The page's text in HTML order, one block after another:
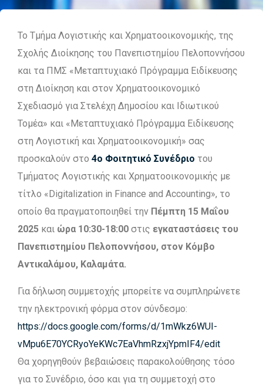
Το Τμήμα Λογιστικής και Χρηματοοικονομικής, της
Σχολής Διοίκησης του Πανεπιστημίου Πελοποννήσου
και τα ΠΜΣ «Μεταπτυχιακό Πρόγραμμα Ειδίκευσης
στη Διοίκηση και στον Χρηματοοικονομικό
Σχεδιασμό για Στελέχη Δημοσίου και Ιδιωτικού
Τομέα» και «Μεταπτυχιακό Πρόγραμμα Ειδίκευσης
στη Λογιστική και Χρηματοοικονομική» σας
προσκαλούν στο 4ο Φοιτητικό Συνέδριο του
Τμήματος Λογιστικής και Χρηματοοικονομικής με
τίτλο «Digitalization in Finance and Accounting», το
οποίο θα πραγματοποιηθεί την Πέμπτη 15 Μαΐου
2025 και ώρα 10:30-18:00 στις εγκαταστάσεις του
Πανεπιστημίου Πελοποννήσου, στον Κόμβο
Αντικαλάμου, Καλαμάτα.
Για δήλωση συμμετοχής μπορείτε να συμπληρώνετε
την ηλεκτρονική φόρμα στον σύνδεσμο:
https://docs.google.com/forms/d/1mWkz6WUI-
vMpu6E70YCRyoYeKWc7EaVhmRzxjYpmIF4/edit
Θα χορηγηθούν βεβαιώσεις παρακολούθησης τόσο
για το Συνέδριο, όσο και για τη συμμετοχή στο